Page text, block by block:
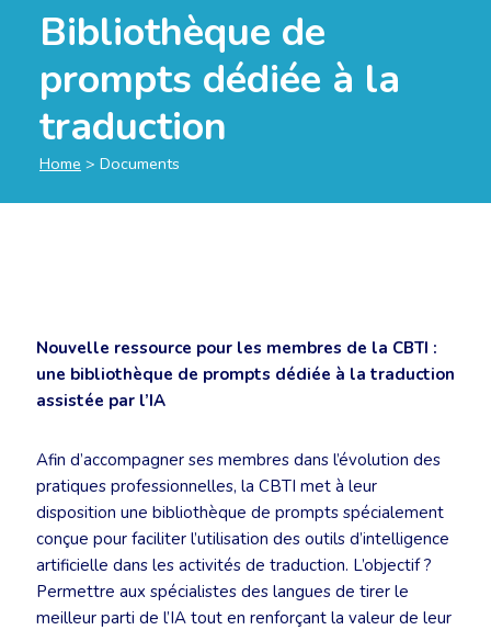
Bibliothèque de
prompts dédiée à la
traduction
Home > Documents
Nouvelle ressource pour les membres de la CBTI :
une bibliothèque de prompts dédiée à la traduction
assistée par l’IA
Afin d’accompagner ses membres dans l’évolution des
pratiques professionnelles, la CBTI met à leur
disposition une bibliothèque de prompts spécialement
conçue pour faciliter l’utilisation des outils d’intelligence
artificielle dans les activités de traduction. L’objectif ?
Permettre aux spécialistes des langues de tirer le
meilleur parti de l’IA tout en renforçant la valeur de leur